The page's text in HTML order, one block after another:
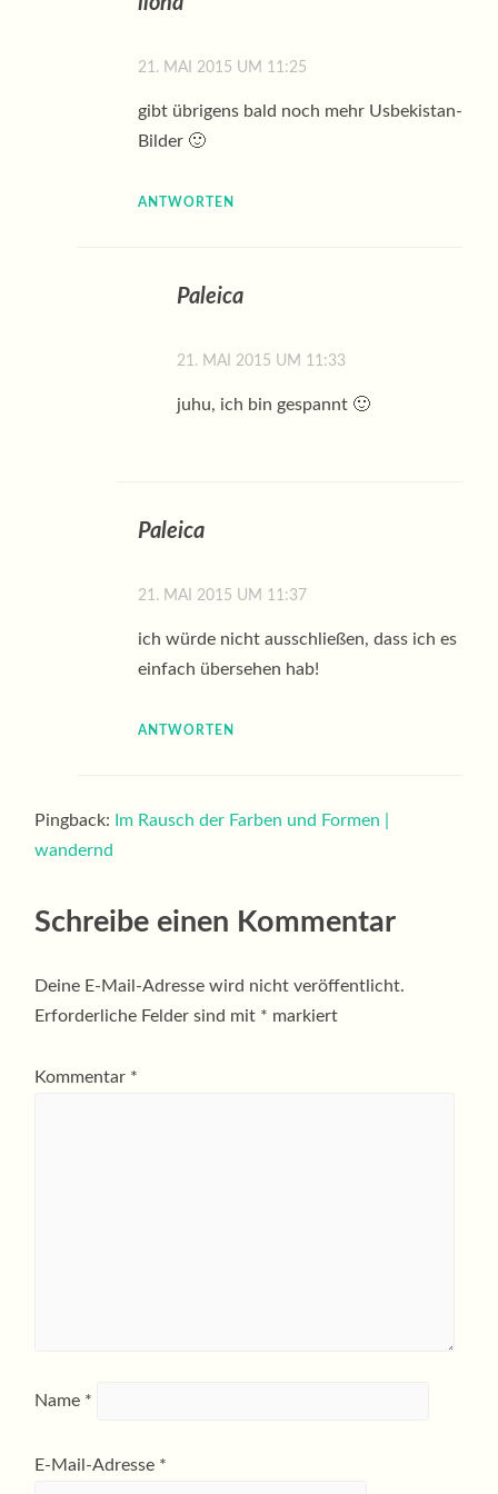
21. MAI 2015 UM 11:25
gibt übrigens bald noch mehr Usbekistan-
Bilder 🙂
ANTWORTEN
Paleica
21. MAI 2015 UM 11:33
juhu, ich bin gespannt 🙂
Paleica
21. MAI 2015 UM 11:37
ich würde nicht ausschließen, dass ich es
einfach übersehen hab!
ANTWORTEN
Pingback:
Im Rausch der Farben und Formen |
wandernd
Schreibe einen Kommentar
Deine E-Mail-Adresse wird nicht veröffentlicht.
Erforderliche Felder sind mit * markiert
Kommentar *
Name *
E-Mail-Adresse *